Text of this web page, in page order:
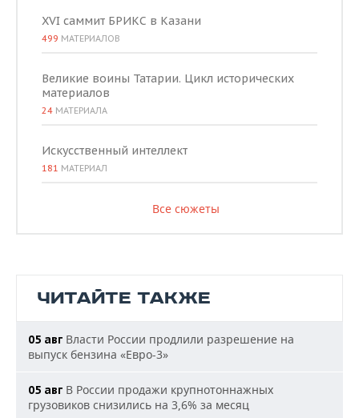
XVI саммит БРИКС в Казани
499 МАТЕРИАЛОВ
Великие воины Татарии. Цикл исторических
материалов
24 МАТЕРИАЛА
Искусственный интеллект
181 МАТЕРИАЛ
Все сюжеты
ЧИТАЙТЕ ТАКЖЕ
05 авг Власти России продлили разрешение на
выпуск бензина «Евро-3»
05 авг В России продажи крупнотоннажных
грузовиков снизились на 3,6% за месяц